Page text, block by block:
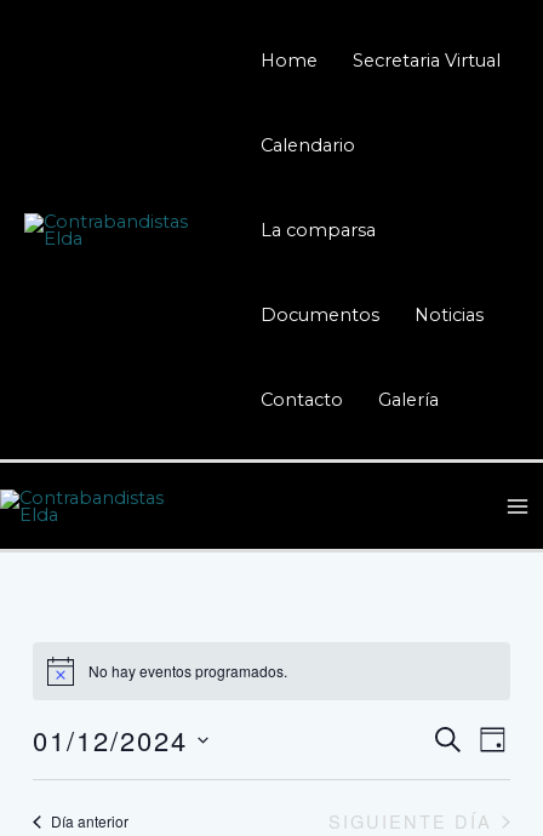
Home Secretaria Virtual
Calendario
La comparsa
Documentos Noticias
Contacto Galería
No hay eventos programados.
de
BUSCAR
de
DÍA
01/12/2024
Día anterior SIGUIENTE DÍA